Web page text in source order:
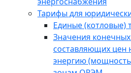
Тарифы для
Единые (котловые)
Значения
составляющих цен
энергию